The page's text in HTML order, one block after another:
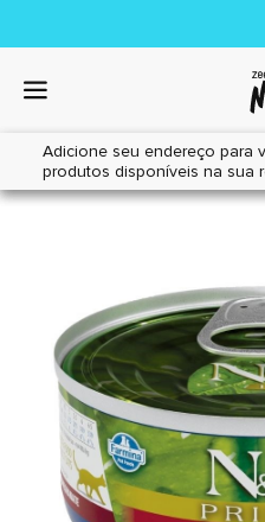
Adicione seu endereço para
produtos disponíveis na sua
Home|Gatos|Alimentos